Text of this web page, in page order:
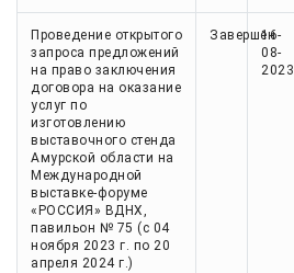
Проведение открытого
запроса предложений
на право заключения
договора на оказание
услуг по
изготовлению
выставочного стенда
Амурской области на
Международной
выставке-форуме
«РОССИЯ» ВДНХ,
павильон № 75 (с 04
ноября 2023 г. по 20
апреля 2024 г.)
Завершен
16-
08-
2023